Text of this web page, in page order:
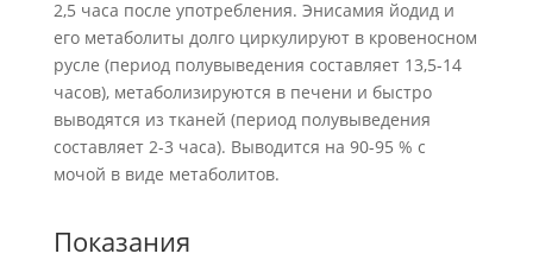
2,5 часа после употребления. Энисамия йодид и
его метаболиты долго циркулируют в кровеносном
русле (период полувыведения составляет 13,5-14
часов), метаболизируются в печени и быстро
выводятся из тканей (период полувыведения
составляет 2-3 часа). Выводится на 90-95 % с
мочой в виде метаболитов.
Показания